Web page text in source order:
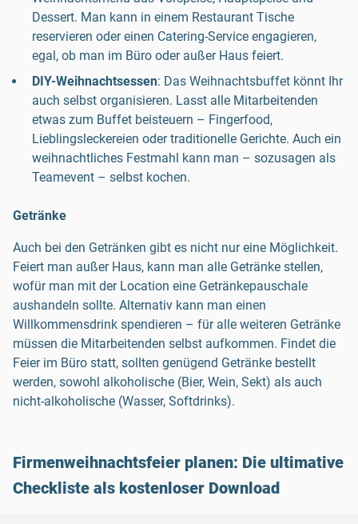
Dessert. Man kann in einem Restaurant Tische
reservieren oder einen Catering-Service engagieren,
egal, ob man im Büro oder außer Haus feiert.
DIY-Weihnachtsessen: Das Weihnachtsbuffet könnt Ihr
auch selbst organisieren. Lasst alle Mitarbeitenden
etwas zum Buffet beisteuern – Fingerfood,
Lieblingsleckereien oder traditionelle Gerichte. Auch ein
weihnachtliches Festmahl kann man – sozusagen als
Teamevent – selbst kochen.
Getränke
Auch bei den Getränken gibt es nicht nur eine Möglichkeit.
Feiert man außer Haus, kann man alle Getränke stellen,
wofür man mit der Location eine Getränkepauschale
aushandeln sollte. Alternativ kann man einen
Willkommensdrink spendieren – für alle weiteren Getränke
müssen die Mitarbeitenden selbst aufkommen. Findet die
Feier im Büro statt, sollten genügend Getränke bestellt
werden, sowohl alkoholische (Bier, Wein, Sekt) als auch
nicht-alkoholische (Wasser, Softdrinks).
Firmenweihnachtsfeier planen: Die ultimative
Checkliste als kostenloser Download